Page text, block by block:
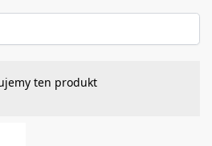
ten produkt